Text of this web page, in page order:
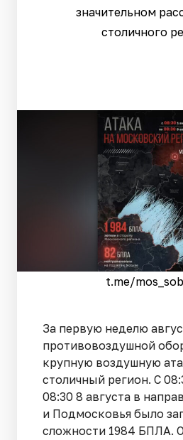
значительном
столичного
t.me/
За первую неделю
противовоздушной
крупную воздушную
столичный регион. С
08:30 8 августа в
и Подмосковья было
сложности 1984 БПЛА.